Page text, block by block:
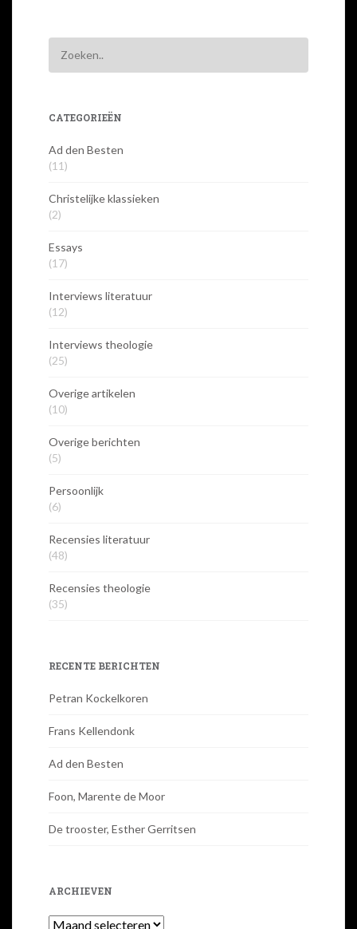
CATEGORIEËN
Ad den Besten
(11)
Christelijke klassieken
(2)
Essays
(17)
Interviews literatuur
(12)
Interviews theologie
(25)
Overige artikelen
(10)
Overige berichten
(5)
Persoonlijk
(6)
Recensies literatuur
(48)
Recensies theologie
(35)
RECENTE BERICHTEN
Petran Kockelkoren
Frans Kellendonk
Ad den Besten
Foon, Marente de Moor
De trooster, Esther Gerritsen
ARCHIEVEN
Archieven